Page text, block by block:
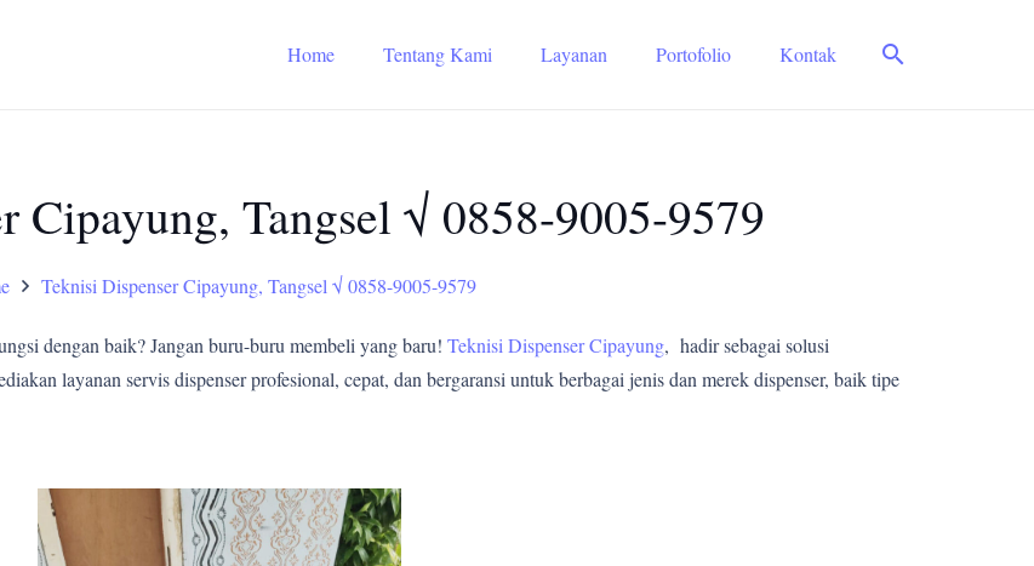
Home Tentang Kami Layanan Portofolio Kontak search
Cipayung, Tangsel √ 0858-9005-9579
Teknisi Dispenser Cipayung, Tangsel √ 0858-9005-9579
dengan baik? Jangan buru-buru membeli yang baru! Teknisi Dispenser Cipayung, hadir sebagai solusi
layanan servis dispenser profesional, cepat, dan bergaransi untuk berbagai jenis dan merek dispenser, baik tipe